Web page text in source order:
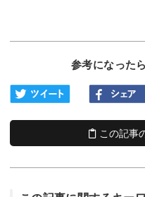
参考になった
この記事